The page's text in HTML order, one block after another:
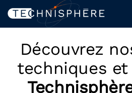
Découvrez
techniques